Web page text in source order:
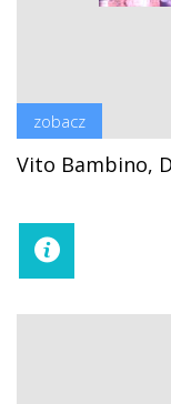
zobacz
Vito Bambino,